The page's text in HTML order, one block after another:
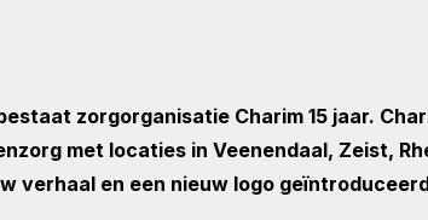
bestaat zorgorganisatie Charim 15 jaar.
met locaties in Veenendaal, Zeist,
verhaal en een nieuw logo